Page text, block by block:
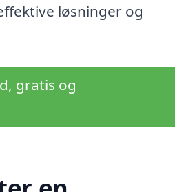
løsninger og
gratis og